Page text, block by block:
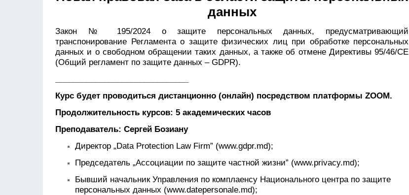
данных
Закон № 195/2024 о защите персональных данных, предусматривающий
транспонирование Регламента о защите физических лиц при обработке персональных
данных и о свободном обращении таких данных, а также об отмене Директивы 95/46/CE
(Общий регламент по защите данных – GDPR).
Курс будет проводиться дистанционно (онлайн) посредством платформы ZOOM.
Продолжительность курсов: 5 академических часов
Преподаватель: Сергей Бозиану
Директор „Data Protection Law Firm” (www.gdpr.md);
Председатель „Ассоциации по защите частной жизни” (www.privacy.md);
Бывший начальник Управления по комплаенсу Национального центра по защите
персональных данных (www.datepersonale.md);